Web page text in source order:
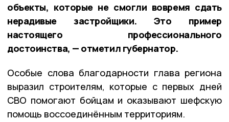
объекты, которые не смогли вовремя сдать
нерадивые застройщики. Это пример
настоящего профессионального
достоинства, — отметил губернатор.
Особые слова благодарности глава региона
выразил строителям, которые с первых дней
СВО помогают бойцам и оказывают шефскую
помощь воссоединённым территориям.